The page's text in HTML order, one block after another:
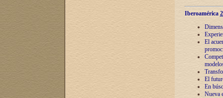
Iberoamérica
El
El
En
Nueva